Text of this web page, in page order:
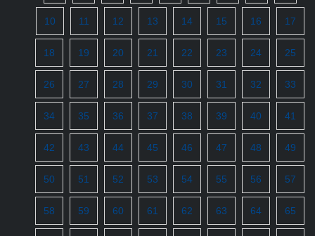
10 11 12 13 14 15 16 17
18 19 20 21 22 23 24 25
26 27 28 29 30 31 32 33
34 35 36 37 38 39 40 41
42 43 44 45 46 47 48 49
50 51 52 53 54 55 56 57
58 59 60 61 62 63 64 65